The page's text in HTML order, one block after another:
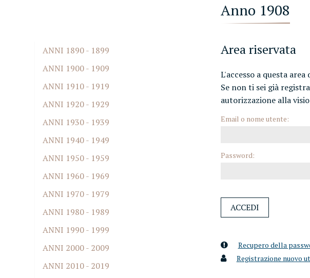
ANNI 1890 - 1899
ANNI 1900 - 1909
ANNI 1910 - 1919
ANNI 1920 - 1929
ANNI 1930 - 1939
ANNI 1940 - 1949
ANNI 1950 - 1959
ANNI 1960 - 1969
ANNI 1970 - 1979
ANNI 1980 - 1989
ANNI 1990 - 1999
ANNI 2000 - 2009
ANNI 2010 - 2019
Anno 1908
Area riservata
L'accesso a questa
Se non ti sei già
autorizzazione alla
Email o nome utente:
Password:
Recupero della
Registrazione nuovo